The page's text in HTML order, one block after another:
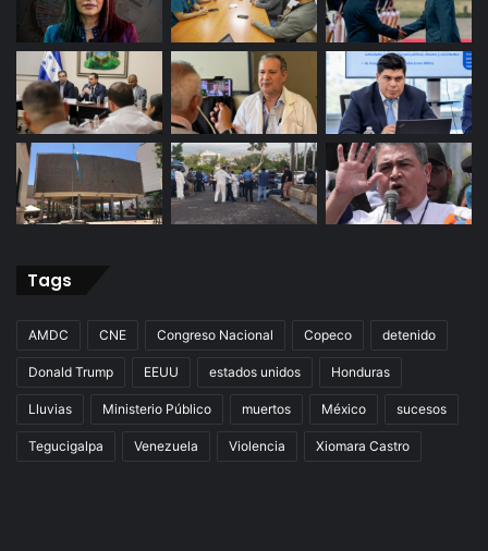
Tags
AMDC CNE Congreso Nacional Copeco detenido
Donald Trump EEUU estados unidos Honduras
Lluvias Ministerio Público muertos México sucesos
Tegucigalpa Venezuela Violencia Xiomara Castro